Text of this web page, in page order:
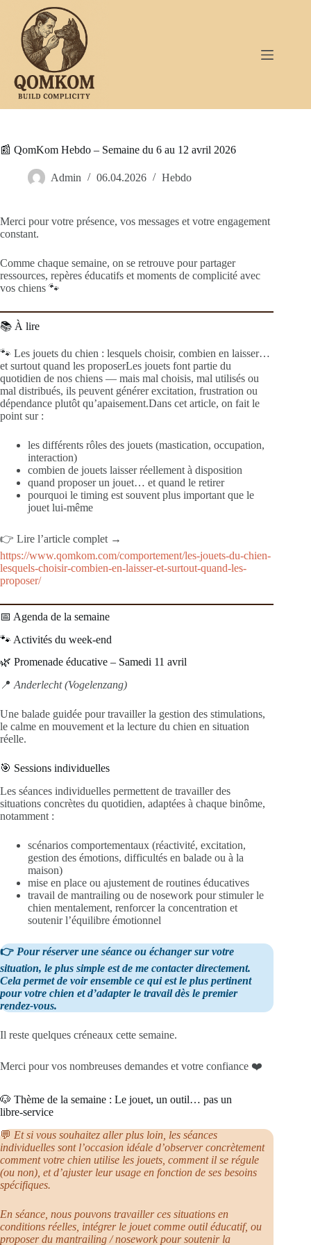
contenu
📰 QomKom Hebdo – Semaine du 6 au 12 avril 2026
Admin 06.04.2026 Hebdo
Merci pour votre présence, vos messages et votre engagement
constant.
Comme chaque semaine, on se retrouve pour partager
ressources, repères éducatifs et moments de complicité avec
vos chiens 🐾
📚 À lire
🐾 Les jouets du chien : lesquels choisir, combien en laisser…
et surtout quand les proposerLes jouets font partie du
quotidien de nos chiens — mais mal choisis, mal utilisés ou
mal distribués, ils peuvent générer excitation, frustration ou
dépendance plutôt qu’apaisement.Dans cet article, on fait le
point sur :
les différents rôles des jouets (mastication, occupation,
interaction)
combien de jouets laisser réellement à disposition
quand proposer un jouet… et quand le retirer
pourquoi le timing est souvent plus important que le
jouet lui‑même
👉 Lire l’article complet →
https://www.qomkom.com/comportement/les-jouets-du-chien-
lesquels-choisir-combien-en-laisser-et-surtout-quand-les-
proposer/
📅 Agenda de la semaine
🐾 Activités du week‑end
🌿 Promenade éducative – Samedi 11 avril
📍 Anderlecht (Vogelenzang)
Une balade guidée pour travailler la gestion des stimulations,
le calme en mouvement et la lecture du chien en situation
réelle.
🎯 Sessions individuelles
Les séances individuelles permettent de travailler des
situations concrètes du quotidien, adaptées à chaque binôme,
notamment :
scénarios comportementaux (réactivité, excitation,
gestion des émotions, difficultés en balade ou à la
maison)
mise en place ou ajustement de routines éducatives
travail de mantrailing ou de nosework pour stimuler le
chien mentalement, renforcer la concentration et
soutenir l’équilibre émotionnel
👉 Pour réserver une séance ou échanger sur votre
situation, le plus simple est de me contacter directement.
Cela permet de voir ensemble ce qui est le plus pertinent
pour votre chien et d’adapter le travail dès le premier
rendez‑vous.
Il reste quelques créneaux cette semaine.
Merci pour vos nombreuses demandes et votre confiance ❤️
🐶 Thème de la semaine : Le jouet, un outil… pas un
libre‑service
💬 Et si vous souhaitez aller plus loin, les séances
individuelles sont l’occasion idéale d’observer concrètement
comment votre chien utilise les jouets, comment il se régule
(ou non), et d’ajuster leur usage en fonction de ses besoins
spécifiques.
En séance, nous pouvons travailler ces situations en
conditions réelles, intégrer le jouet comme outil éducatif, ou
proposer du mantrailing / nosework pour soutenir la